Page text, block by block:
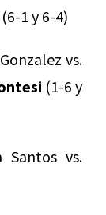
1 y 6-4)
vs.
(1-6 y
Santos vs.